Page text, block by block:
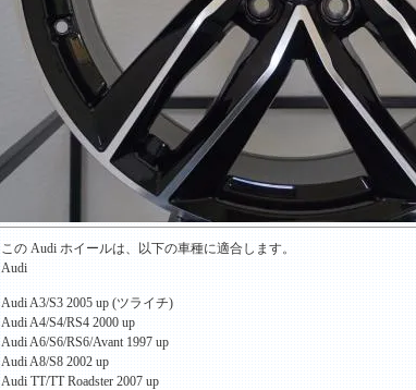
この Audi ホイールは、以下の車種に適合します。
Audi
Audi A3/S3 2005 up (ツライチ)
Audi A4/S4/RS4 2000 up
Audi A6/S6/RS6/Avant 1997 up
Audi A8/S8 2002 up
Audi TT/TT Roadster 2007 up